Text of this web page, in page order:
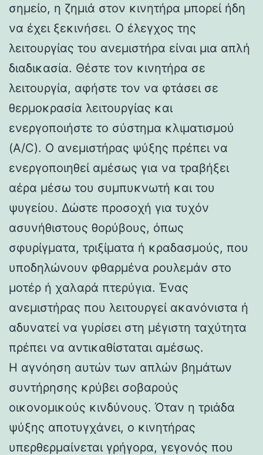
σημείο, η ζημιά στον κινητήρα μπορεί ήδη
να έχει ξεκινήσει. Ο έλεγχος της
λειτουργίας του ανεμιστήρα είναι μια απλή
διαδικασία. Θέστε τον κινητήρα σε
λειτουργία, αφήστε τον να φτάσει σε
θερμοκρασία λειτουργίας και
ενεργοποιήστε το σύστημα κλιματισμού
(A/C). Ο ανεμιστήρας ψύξης πρέπει να
ενεργοποιηθεί αμέσως για να τραβήξει
αέρα μέσω του συμπυκνωτή και του
ψυγείου. Δώστε προσοχή για τυχόν
ασυνήθιστους θορύβους, όπως
σφυρίγματα, τριξίματα ή κραδασμούς, που
υποδηλώνουν φθαρμένα ρουλεμάν στο
μοτέρ ή χαλαρά πτερύγια. Ένας
ανεμιστήρας που λειτουργεί ακανόνιστα ή
αδυνατεί να γυρίσει στη μέγιστη ταχύτητα
πρέπει να αντικαθίσταται αμέσως.
Η αγνόηση αυτών των απλών βημάτων
συντήρησης κρύβει σοβαρούς
οικονομικούς κινδύνους. Όταν η τριάδα
ψύξης αποτυγχάνει, ο κινητήρας
υπερθερμαίνεται γρήγορα, γεγονός που